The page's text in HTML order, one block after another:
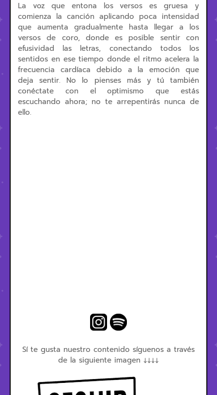
La voz que entona los versos es gruesa y
comienza la canción aplicando poca intensidad
que aumenta gradualmente hasta llegar a los
versos de coro, donde es posible sentir con
efusividad las letras, conectando todos los
sentidos en ese tiempo donde el ritmo acelera la
frecuencia cardíaca debido a la emoción que
deja sentir. No lo pienses más y tú también
conéctate con el optimismo que estás
escuchando ahora; no te arrepentirás nunca de
ello.
Sí te gusta nuestro contenido síguenos a través
de la siguiente imagen ↓↓↓↓